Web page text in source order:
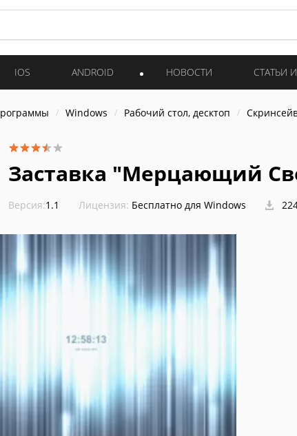
IOS ANDROID НОВОСТИ СТАТЬИ
Windows Рабочий стол, десктоп
Заставка "Мерцающий
Версия:1.1 Лицензия: Бесплатно для Windows